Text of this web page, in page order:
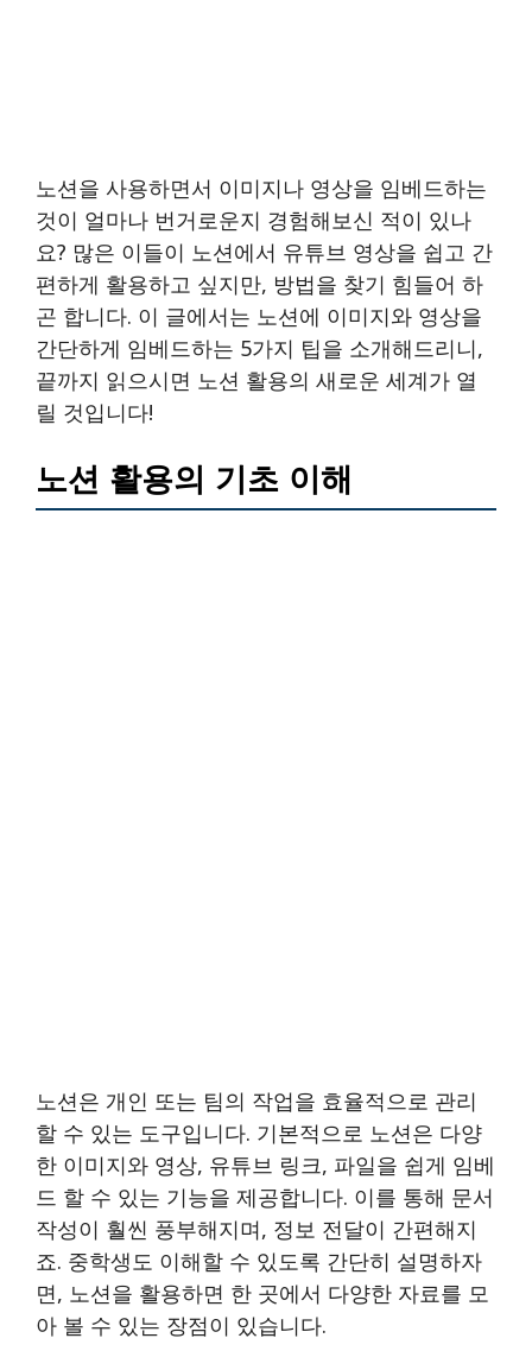
노션을 사용하면서 이미지나 영상을 임베드하는
것이 얼마나 번거로운지 경험해보신 적이 있나
요? 많은 이들이 노션에서 유튜브 영상을 쉽고 간
편하게 활용하고 싶지만, 방법을 찾기 힘들어 하
곤 합니다. 이 글에서는 노션에 이미지와 영상을
간단하게 임베드하는 5가지 팁을 소개해드리니,
끝까지 읽으시면 노션 활용의 새로운 세계가 열
릴 것입니다!
노션 활용의 기초 이해
노션은 개인 또는 팀의 작업을 효율적으로 관리
할 수 있는 도구입니다. 기본적으로 노션은 다양
한 이미지와 영상, 유튜브 링크, 파일을 쉽게 임베
드 할 수 있는 기능을 제공합니다. 이를 통해 문서
작성이 훨씬 풍부해지며, 정보 전달이 간편해지
죠. 중학생도 이해할 수 있도록 간단히 설명하자
면, 노션을 활용하면 한 곳에서 다양한 자료를 모
아 볼 수 있는 장점이 있습니다.